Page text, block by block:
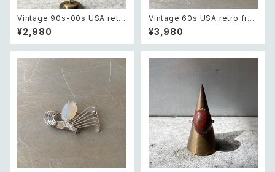
Vintage 90s-00s USA retr
o amber color beads pierc
e レトロ アメリカ ヴィンテージ
アクセサリー 琥珀色 ビーズ ピ
¥2,980
Vintage 60s USA retro fros
ted glass botanical flower
crystal bijou brooch レトロ
アメリカ ヴィンテージ アクセサ
¥3,980